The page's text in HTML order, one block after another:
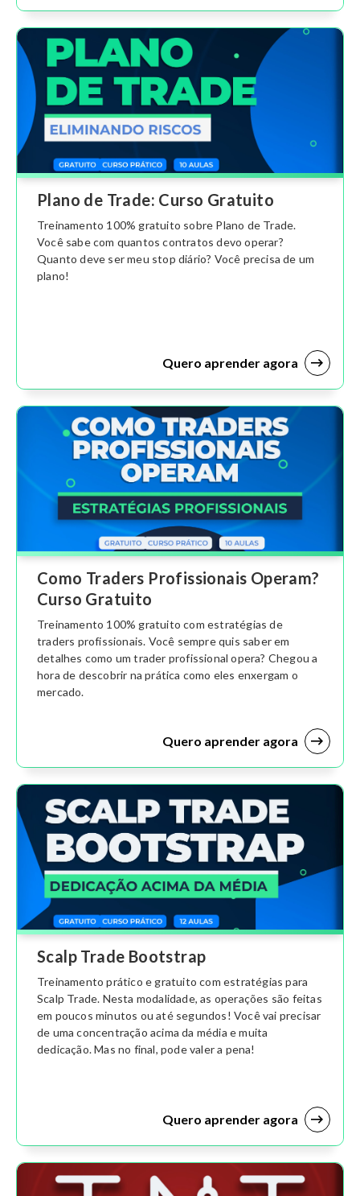
Plano de Trade: Curso Gratuito
Treinamento 100% gratuito sobre Plano de Trade.
Você sabe com quantos contratos devo operar?
Quanto deve ser meu stop diário? Você precisa de um
plano!
Quero aprender agora
Como Traders Profissionais Operam?
Curso Gratuito
Treinamento 100% gratuito com estratégias de
traders profissionais. Você sempre quis saber em
detalhes como um trader profissional opera? Chegou a
hora de descobrir na prática como eles enxergam o
mercado.
Quero aprender agora
Scalp Trade Bootstrap
Treinamento prático e gratuito com estratégias para
Scalp Trade. Nesta modalidade, as operações são feitas
em poucos minutos ou até segundos! Você vai precisar
de uma concentração acima da média e muita
dedicação. Mas no final, pode valer a pena!
Quero aprender agora